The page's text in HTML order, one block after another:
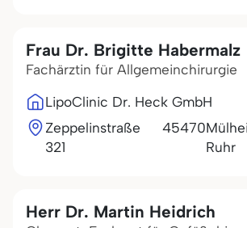
Frau Dr. Brigitte Habermalz
Fachärztin für Allgemeinchirurgie
LipoClinic Dr. Heck GmbH
Zeppelinstraße
321
45470
Ruhr
Herr Dr. Martin Heidrich